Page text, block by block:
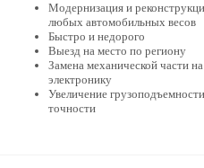
Модернизация и
любых автомобильных весов
Быстро и недорого
Выезд на место по региону
Замена механической части на
электронику
Увеличение
точности